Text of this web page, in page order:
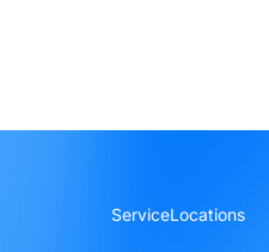
ServiceLocations